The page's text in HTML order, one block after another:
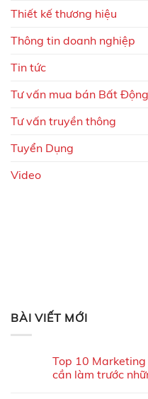
Thiết kế thương hiệu
Thông tin doanh nghiệp
Tin tức
Tư vấn mua bán Bất
Tư vấn truyền thông
Tuyển Dụng
Video
BÀI VIẾT MỚI
Top 10
cần làm trước